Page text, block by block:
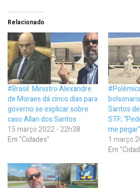
Relacionado
#Brasil: Ministro Alexandre
de Moraes dá cinco dias para
governo se explicar sobre
caso Allan dos Santos
15 março 2022 - 22h38
Em "Cidades"
Santos
STF;
me pegar”
1 março
Em